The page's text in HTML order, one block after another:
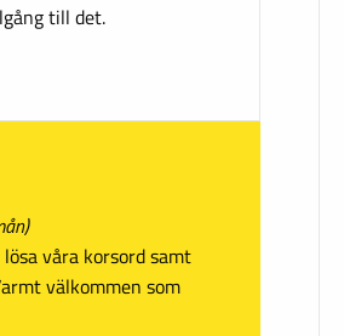
till det.
våra korsord samt
välkommen som